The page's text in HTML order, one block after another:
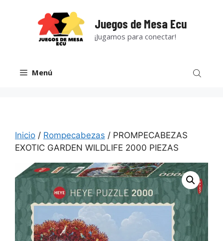
Juegos de Mesa Ecu
¡Jugamos para conectar!
Menú
Inicio / Rompecabezas / PROMPECABEZAS
EXOTIC GARDEN WILDLIFE 2000 PIEZAS